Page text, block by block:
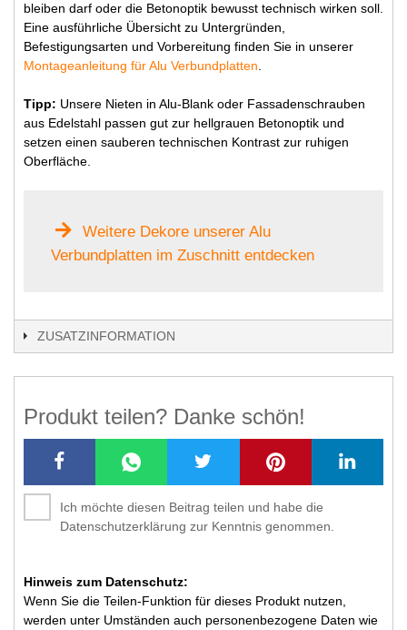
bleiben darf oder die Betonoptik bewusst technisch wirken soll.
Eine ausführliche Übersicht zu Untergründen,
Befestigungsarten und Vorbereitung finden Sie in unserer
Montageanleitung für Alu Verbundplatten
Tipp: Unsere Nieten in Alu-Blank oder Fassadenschrauben
aus Edelstahl passen gut zur hellgrauen Betonoptik und
setzen einen sauberen technischen Kontrast zur ruhigen
Oberfläche.
Weitere Dekore unserer Alu
Verbundplatten im Zuschnitt entdecken
ZUSATZINFORMATION
Produkt teilen? Danke schön!
Ich möchte diesen Beitrag teilen und habe die
Datenschutzerklärung zur Kenntnis genommen.
Hinweis zum Datenschutz:
Wenn Sie die Teilen-Funktion für dieses Produkt nutzen,
werden unter Umständen auch personenbezogene Daten wie